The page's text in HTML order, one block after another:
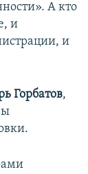
А кто
и
и
Горбатов,